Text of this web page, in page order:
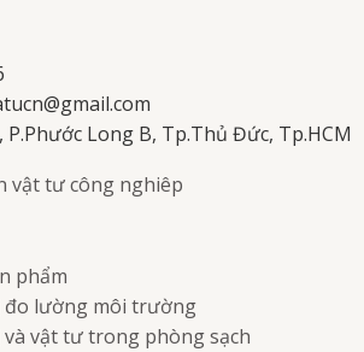
Long B, Tp.Thủ Đức, Tp.HCM
phẩm
đo lường môi trường
vật tư trong phòng sạch